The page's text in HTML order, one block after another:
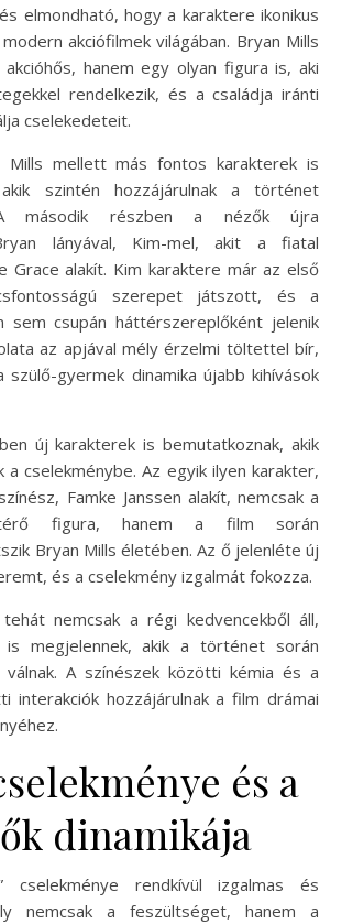
elmondható, hogy a karaktere ikonikus
akciófilmek világában. Bryan Mills
hanem egy olyan figura is, aki
rendelkezik, és a családja iránti
cselekedeteit.
Mills mellett más fontos karakterek is
szintén hozzájárulnak a történet
második részben a nézők újra
lányával, Kim-mel, akit a fiatal
Grace alakít. Kim karaktere már az első
szerepet játszott, és a
sem csupán háttérszereplőként jelenik
az apjával mély érzelmi töltettel bír,
gyermek dinamika újabb kihívások
új karakterek is bemutatkoznak, akik
a cselekménybe. Az egyik ilyen karakter,
Famke Janssen alakít, nemcsak a
figura, hanem a film során
Bryan Mills életében. Az ő jelenléte új
és a cselekmény izgalmát fokozza.
nemcsak a régi kedvencekből áll,
megjelennek, akik a történet során
válnak. A színészek közötti kémia és a
interakciók hozzájárulnak a film drámai
és a
dinamikája
cselekménye rendkívül izgalmas és
nemcsak a feszültséget, hanem a